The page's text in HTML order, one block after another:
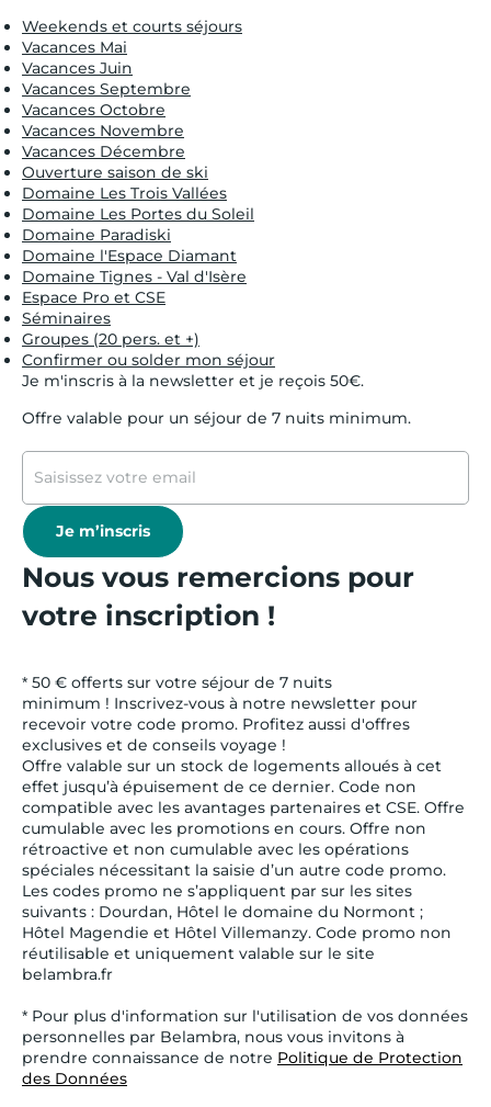
Weekends et courts séjours
Vacances Mai
Vacances Juin
Vacances Septembre
Vacances Octobre
Vacances Novembre
Vacances Décembre
Ouverture saison de ski
Domaine Les Trois Vallées
Domaine Les Portes du Soleil
Domaine Paradiski
Domaine l'Espace Diamant
Domaine Tignes - Val d'Isère
Espace Pro et CSE
Séminaires
Groupes (20 pers. et +)
Confirmer ou solder mon séjour
Je m'inscris à la newsletter et je reçois 50€.
Offre valable pour un séjour de 7 nuits minimum.
Je m’inscris
Nous vous remercions pour
votre inscription !
* 50 € offerts sur votre séjour de 7 nuits
minimum ! Inscrivez-vous à notre newsletter pour
recevoir votre code promo. Profitez aussi d'offres
exclusives et de conseils voyage !
Offre valable sur un stock de logements alloués à cet
effet jusqu’à épuisement de ce dernier. Code non
compatible avec les avantages partenaires et CSE. Offre
cumulable avec les promotions en cours. Offre non
rétroactive et non cumulable avec les opérations
spéciales nécessitant la saisie d’un autre code promo.
Les codes promo ne s’appliquent par sur les sites
suivants : Dourdan, Hôtel le domaine du Normont ;
Hôtel Magendie et Hôtel Villemanzy. Code promo non
réutilisable et uniquement valable sur le site
belambra.fr
* Pour plus d'information sur l'utilisation de vos données
personnelles par Belambra, nous vous invitons à
prendre connaissance de notre Politique de Protection
des Données